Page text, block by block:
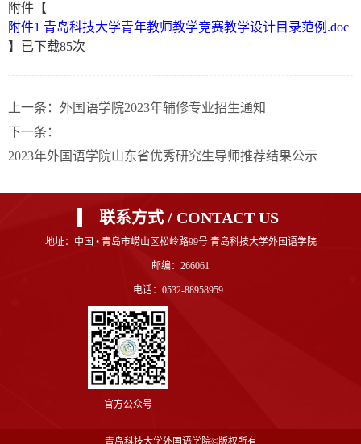
附件【
附件1 青岛科技大学青年教师教学竞赛教学设计目录范例.doc
】已下载85次
上一条： 外国语学院2023年辅修专业招生通知
下一条：
2023年外国语学院山东省优秀研究生导师推荐结果公示
联系方式 / CONTACT US
地址：中国 • 青岛市崂山区松岭路99号 青岛科技大学外国语学院
邮编：266061
电话：0532-88958959
官方公众号